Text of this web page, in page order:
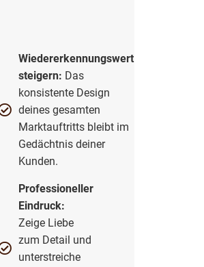
Wiedererkennungswert
steigern: Das
konsistente Design
deines gesamten
Marktauftritts bleibt im
Gedächtnis deiner
Kunden.
Professioneller
Eindruck:
Zeige Liebe
zum Detail und
unterstreiche